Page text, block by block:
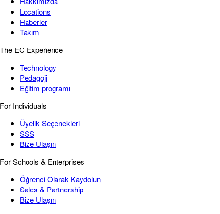
Locations
Haberler
Takım
The EC Experience
Technology
Pedagoji
Eğitim programı
For Individuals
Üyelik Seçenekleri
SSS
Bize Ulaşın
For Schools & Enterprises
Öğrenci Olarak Kaydolun
Sales & Partnership
Bize Ulaşın